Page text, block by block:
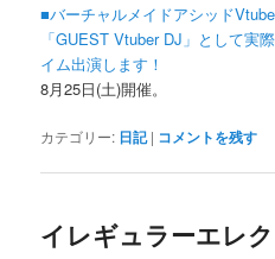
■バーチャルメイドアシッド
「GUEST Vtuber DJ」として実
イム出演します！
8月25日(土)開催。
カテゴリー: 日記 | コメントを残す
イレギュラーエレ